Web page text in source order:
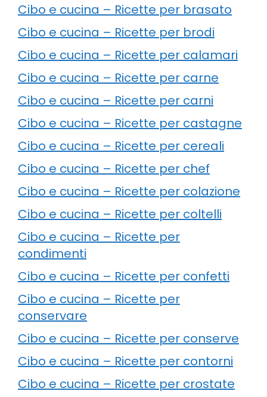
Cibo e cucina – Ricette per brasato
Cibo e cucina – Ricette per brodi
Cibo e cucina – Ricette per calamari
Cibo e cucina – Ricette per carne
Cibo e cucina – Ricette per carni
Cibo e cucina – Ricette per castagne
Cibo e cucina – Ricette per cereali
Cibo e cucina – Ricette per chef
Cibo e cucina – Ricette per colazione
Cibo e cucina – Ricette per coltelli
Cibo e cucina – Ricette per
condimenti
Cibo e cucina – Ricette per confetti
Cibo e cucina – Ricette per
conservare
Cibo e cucina – Ricette per conserve
Cibo e cucina – Ricette per contorni
Cibo e cucina – Ricette per crostate